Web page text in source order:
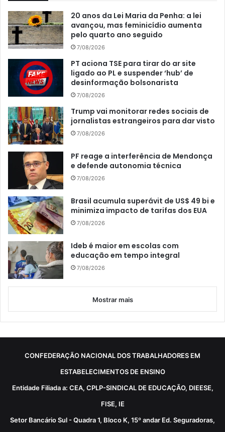
20 anos da Lei Maria da Penha: a lei
avançou, mas feminicídio aumenta
pelo quarto ano seguido
7/08/2026
PT aciona TSE para tirar do ar site
ligado ao PL e suspender ‘hub’ de
desinformação bolsonarista
7/08/2026
Trump vai monitorar redes sociais de
jornalistas estrangeiros para dar visto
7/08/2026
PF reage a interferência de Mendonça
e defende autonomia técnica
7/08/2026
Brasil acumula superávit de US$ 49 bi e
minimiza impacto de tarifas dos EUA
7/08/2026
Ideb é maior em escolas com
educação em tempo integral
7/08/2026
Mostrar mais
CONFEDERAÇÃO NACIONAL DOS TRABALHADORES EM
ESTABELECIMENTOS DE ENSINO
Entidade Filiada a: CEA, CPLP-SINDICAL DE EDUCAÇÃO, DIEESE,
FISE, IE
Setor Bancário Sul - Quadra 1, Bloco K, 15º andar Ed. Seguradoras,